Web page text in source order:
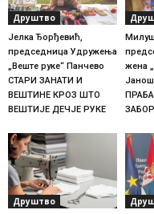
Друштво
Јелка Ђорђевић,
председница Удружења
„Веште руке“ Панчево
СТАРИ ЗАНАТИ И
ВЕШТИНЕ КРОЗ ШТО
ВЕШТИЈЕ ДЕЧЈЕ РУКЕ
жена
Друштво